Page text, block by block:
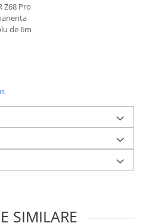
Z68 Pro
de 6m
SIMILARE